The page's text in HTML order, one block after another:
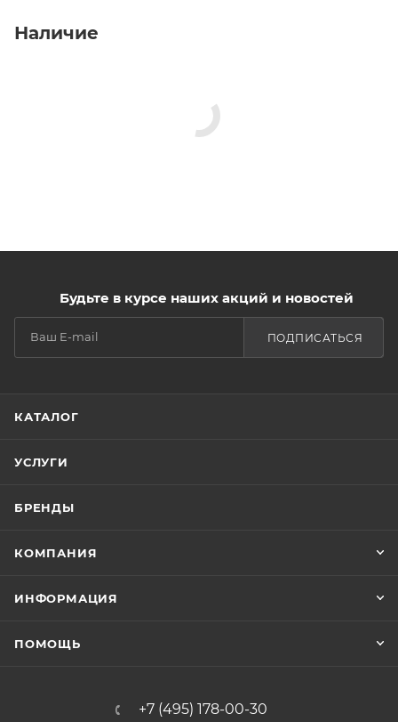
Наличие
Будьте в курсе наших акций и новостей
ПОДПИСАТЬСЯ
КАТАЛОГ
УСЛУГИ
БРЕНДЫ
КОМПАНИЯ
ИНФОРМАЦИЯ
ПОМОЩЬ
+7 (495) 178-00-30